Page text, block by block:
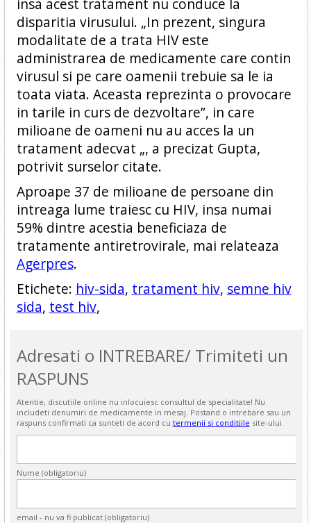
disparitia virusului. „In prezent, singura
modalitate de a trata HIV este
administrarea de medicamente care contin
virusul si pe care oamenii trebuie sa le ia
toata viata. Aceasta reprezinta o provocare
in tarile in curs de dezvoltare”, in care
milioane de oameni nu au acces la un
tratament adecvat „, a precizat Gupta,
potrivit surselor citate.
Aproape 37 de milioane de persoane din
intreaga lume traiesc cu HIV, insa numai
59% dintre acestia beneficiaza de
tratamente antiretrovirale, mai relateaza
Agerpres.
Etichete: hiv-sida, tratament hiv, semne hiv
sida, test hiv,
Adresati o INTREBARE/ Trimiteti un
RASPUNS
Atentie, discutiile online nu inlocuiesc consultul de specialitate! Nu
includeti denumiri de medicamente in mesaj. Postand o intrebare sau un
raspuns confirmati ca sunteti de acord cu termenii si conditiile site-ului.
Nume (obligatoriu)
email - nu va fi publicat (obligatoriu)